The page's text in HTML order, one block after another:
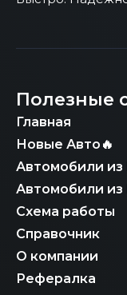
Полезные
Главная
Новые Авто🔥
Автомобили из
Автомобили из
Схема работы
Справочник
О компании
Рефералка